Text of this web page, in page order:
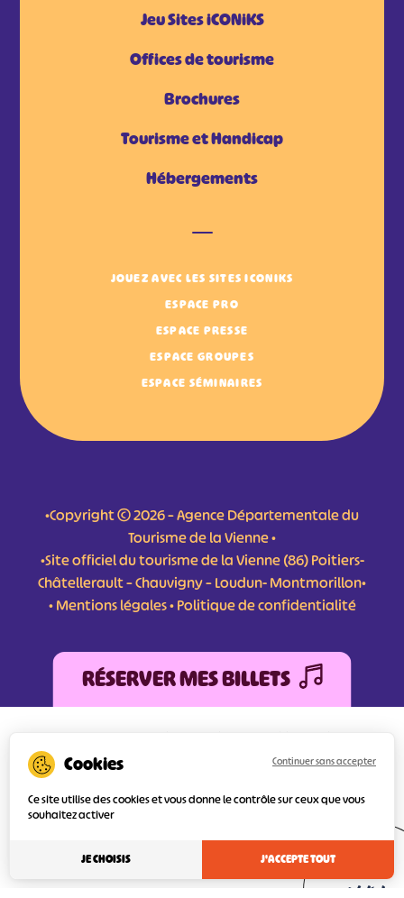
Jeu Sites iCONiKS
Offices de tourisme
Brochures
Tourisme et Handicap
Hébergements
JOUEZ AVEC LES SITES ICONIKS
ESPACE PRO
ESPACE PRESSE
ESPACE GROUPES
ESPACE SÉMINAIRES
•Copyright © 2026 – Agence Départementale du
Tourisme de la Vienne •
•Site officiel du tourisme de la Vienne (86) Poitiers-
Châtellerault – Chauvigny – Loudun- Montmorillon•
•Mentions légales•Politique de confidentialité
RÉSERVER MES BILLETS
l’Europe au titre du FEDER (Fonds Européen de développement Régional) pour
l’amélioration et la structuration des services numériques pour une meilleure
attractivité de la destination tourisme de la Vienne dont l’objectif principal est
d’orienter au mieux le visiteur.
Ce site utilise des cookies et vous donne le contrôle sur ceux que vous
souhaitez activer
J'ACCEPTE TOUT
Continuer sans accepter
JE CHOISIS